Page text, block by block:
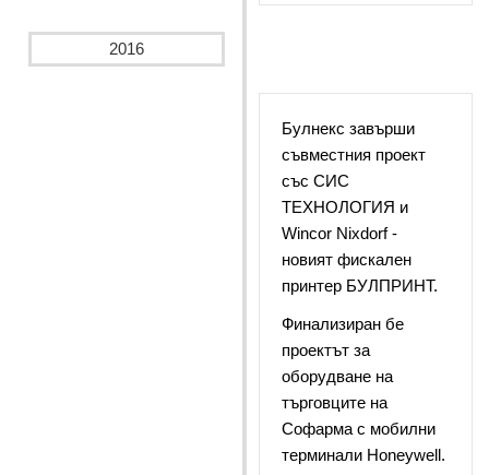
Булнекс завърши
съвместния проект
със СИС
ТЕХНОЛОГИЯ и
Wincor Nixdorf -
новият фискален
принтер БУЛПРИНТ.
Финализиран бе
проектът за
оборудване на
търговците на
Софарма с мобилни
терминали Honeywell.
2016